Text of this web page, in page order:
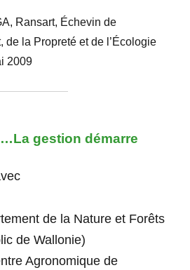
Ransart, Échevin de
de la Propreté et de l’Écologie
2009
gestion démarre
de la Nature et Forêts
de Wallonie)
Agronomique de